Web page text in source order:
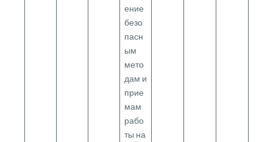
ение
безо
пасн
ым
мето
дам и
прие
мам
рабо
ты на